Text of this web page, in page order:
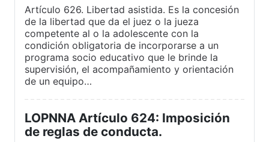
Artículo 626. Libertad asistida. Es la concesión
de la libertad que da el juez o la jueza
competente al o la adolescente con la
condición obligatoria de incorporarse a un
programa socio educativo que le brinde la
supervisión, el acompañamiento y orientación
de un equipo…
LOPNNA Artículo 624: Imposición
de reglas de conducta.